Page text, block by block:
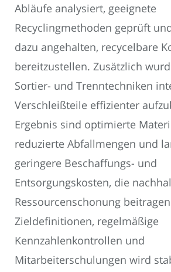
Abläufe analysiert, geeignete
Recyclingmethoden geprüft
dazu angehalten, recycelbare
bereitzustellen. Zusätzlich
Sortier- und Trenntechniken
Verschleißteile effizienter
Ergebnis sind optimierte
reduzierte Abfallmengen und
geringere Beschaffungs- und
Entsorgungskosten, die
Ressourcenschonung
Zieldefinitionen, regelmäßige
Kennzahlenkontrollen und
Mitarbeiterschulungen wird